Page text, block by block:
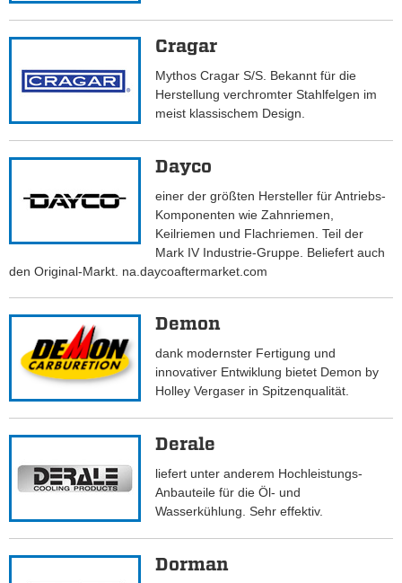
Cragar
Mythos Cragar S/S. Bekannt für die
Herstellung verchromter Stahlfelgen im
meist klassischem Design.
Dayco
einer der größten Hersteller für Antriebs-
Komponenten wie Zahnriemen,
Keilriemen und Flachriemen. Teil der
Mark IV Industrie-Gruppe. Beliefert auch
den Original-Markt. na.daycoaftermarket.com
Demon
dank modernster Fertigung und
innovativer Entwiklung bietet Demon by
Holley Vergaser in Spitzenqualität.
Derale
liefert unter anderem Hochleistungs-
Anbauteile für die Öl- und
Wasserkühlung. Sehr effektiv.
Dorman